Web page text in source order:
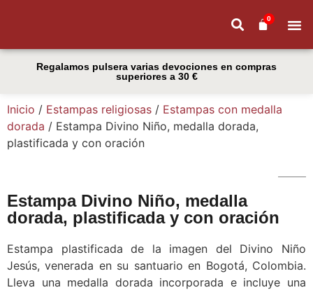
0
Regalamos pulsera varias devociones en compras
superiores a 30 €
Inicio / Estampas religiosas / Estampas con medalla
dorada / Estampa Divino Niño, medalla dorada,
plastificada y con oración
Estampa Divino Niño, medalla
dorada, plastificada y con oración
Estampa plastificada de la imagen del Divino Niño
Jesús, venerada en su santuario en Bogotá, Colombia.
Lleva una medalla dorada incorporada e incluye una